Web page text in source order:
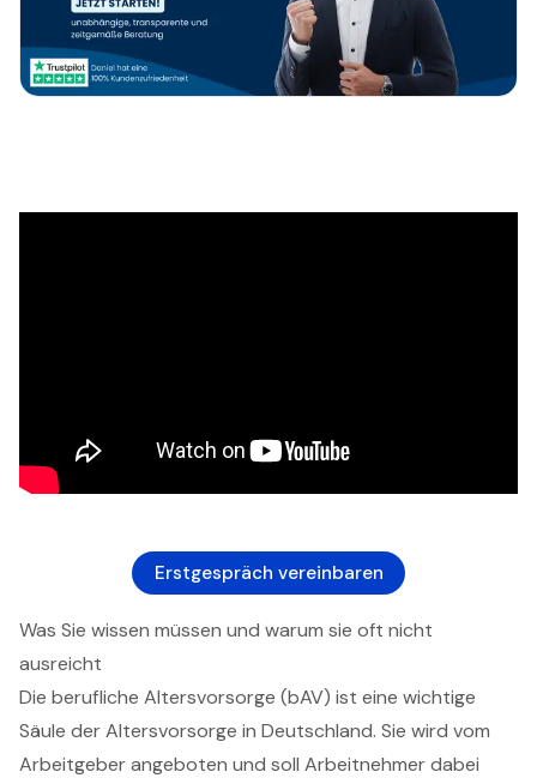
Erstgespräch vereinbaren
Was Sie wissen müssen und warum sie oft nicht
ausreicht
Die berufliche Altersvorsorge (bAV) ist eine wichtige
Säule der Altersvorsorge in Deutschland. Sie wird vom
Arbeitgeber angeboten und soll Arbeitnehmer dabei